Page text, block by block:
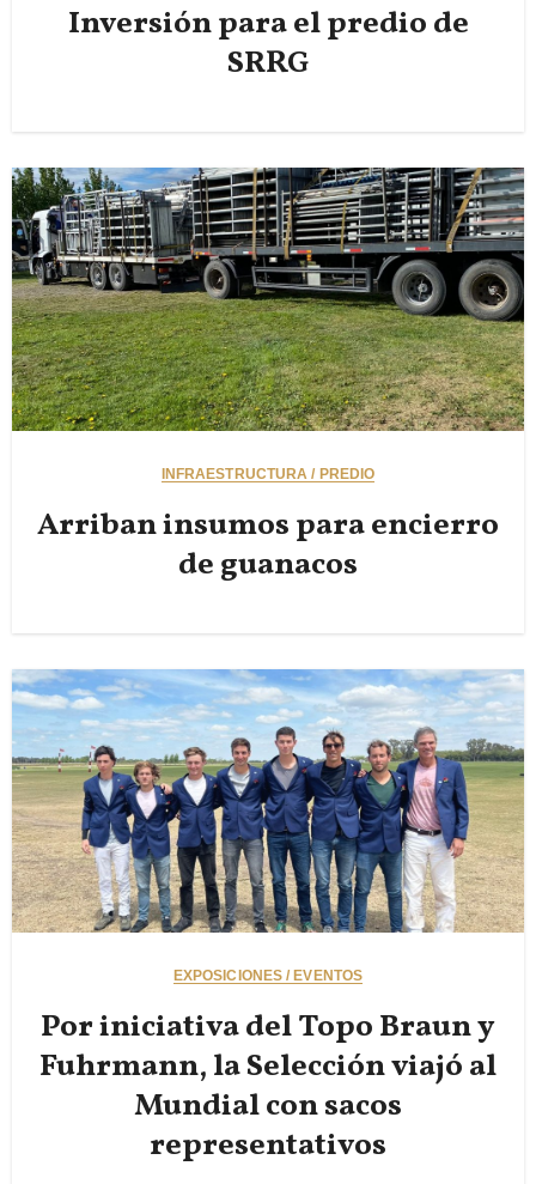
Inversión para el predio de
SRRG
INFRAESTRUCTURA / PREDIO
Arriban insumos para encierro
de guanacos
EXPOSICIONES / EVENTOS
Por iniciativa del Topo Braun y
Fuhrmann, la Selección viajó al
Mundial con sacos
representativos